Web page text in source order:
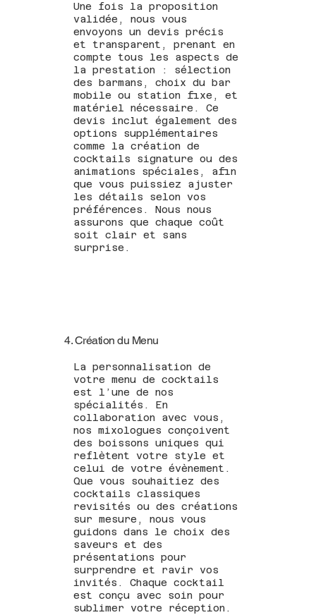
Une fois la proposition
validée, nous vous
envoyons un devis précis
et transparent, prenant en
compte tous les aspects de
la prestation : sélection
des barmans, choix du bar
mobile ou station fixe, et
matériel nécessaire. Ce
devis inclut également des
options supplémentaires
comme la création de
cocktails signature ou des
animations spéciales, afin
que vous puissiez ajuster
les détails selon vos
préférences. Nous nous
assurons que chaque coût
soit clair et sans
surprise.
4. Création du Menu
La personnalisation de
votre menu de cocktails
est l’une de nos
spécialités. En
collaboration avec vous,
nos mixologues conçoivent
des boissons uniques qui
reflètent votre style et
celui de votre évènement.
Que vous souhaitiez des
cocktails classiques
revisités ou des créations
sur mesure, nous vous
guidons dans le choix des
saveurs et des
présentations pour
surprendre et ravir vos
invités. Chaque cocktail
est conçu avec soin pour
sublimer votre réception.